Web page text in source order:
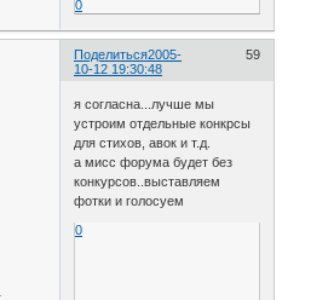
0
Поделиться 59
2005-
10-12 19:30:48
я согласна...лучше мы
устроим отдельные конкрсы
для стихов, авок и т.д.
а мисс форума будет без
конкурсов..выставляем
фотки и голосуем
0